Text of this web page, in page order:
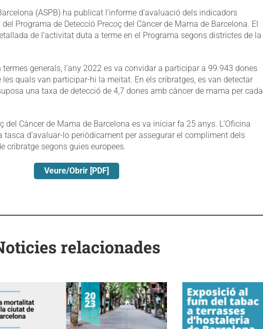
(ASPB) ha publicat l’informe d’avaluació dels indicadors
Programa de Detecció Precoç del Càncer de Mama de Barcelona. El
de l’activitat duta a terme en el Programa segons districtes de la
generals, l’any 2022 es va convidar a participar a 99.943 dones
quals van participar-hi la meitat. En els cribratges, es van detectar
una taxa de detecció de 4,7 dones amb càncer de mama per cada
del Càncer de Mama de Barcelona es va iniciar fa 25 anys. L’Oficina
tasca d’avaluar-lo periòdicament per assegurar el compliment dels
cribratge segons guies europees.
Veure/Obrir [PDF]
relacionades